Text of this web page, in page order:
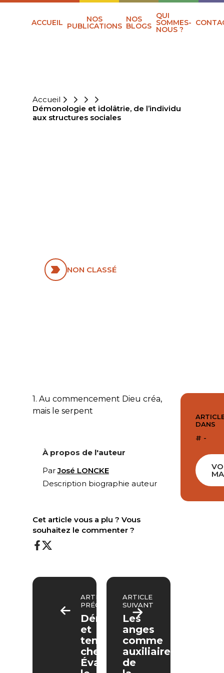
ACCUEIL NOS
PUBLICATIONS
NOS
BLOGS
QUI
SOMMES-
NOUS ?
Accueil
Démonologie et idolâtrie, de l’individu
aux structures sociales
NON CLASSÉ
1. Au commencement Dieu créa,
mais le serpent
À propos de l'auteur
ParJosé LONCKE
Description biographie auteur
Cet article vous a plu ? Vous
souhaitez le commenter ?
ARTICLE
PRÉCÉDENT
Démons
et
tentations
chez
Évagre
ARTICLE
SUIVANT
Les
anges
comme
auxiliaires
de
DANS
# -